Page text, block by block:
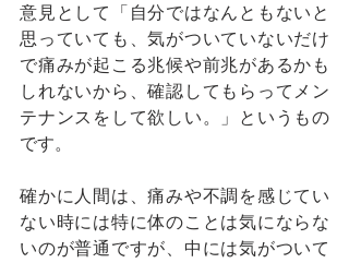
意見として「自分ではなんともないと
思っていても、気がついていないだけ
で痛みが起こる兆候や前兆があるかも
しれないから、確認してもらってメン
テナンスをして欲しい。」というもの
です。
確かに人間は、痛みや不調を感じてい
ない時には特に体のことは気にならな
いのが普通ですが、中には気がついて